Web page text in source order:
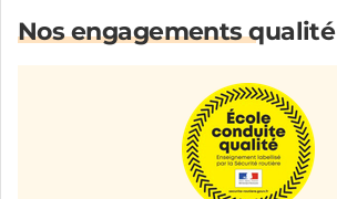
Nos engagements qualité